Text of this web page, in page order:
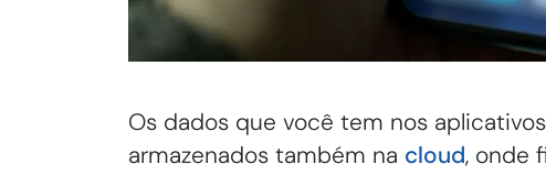
Os dados que você tem nos
armazenados também na cloud, onde